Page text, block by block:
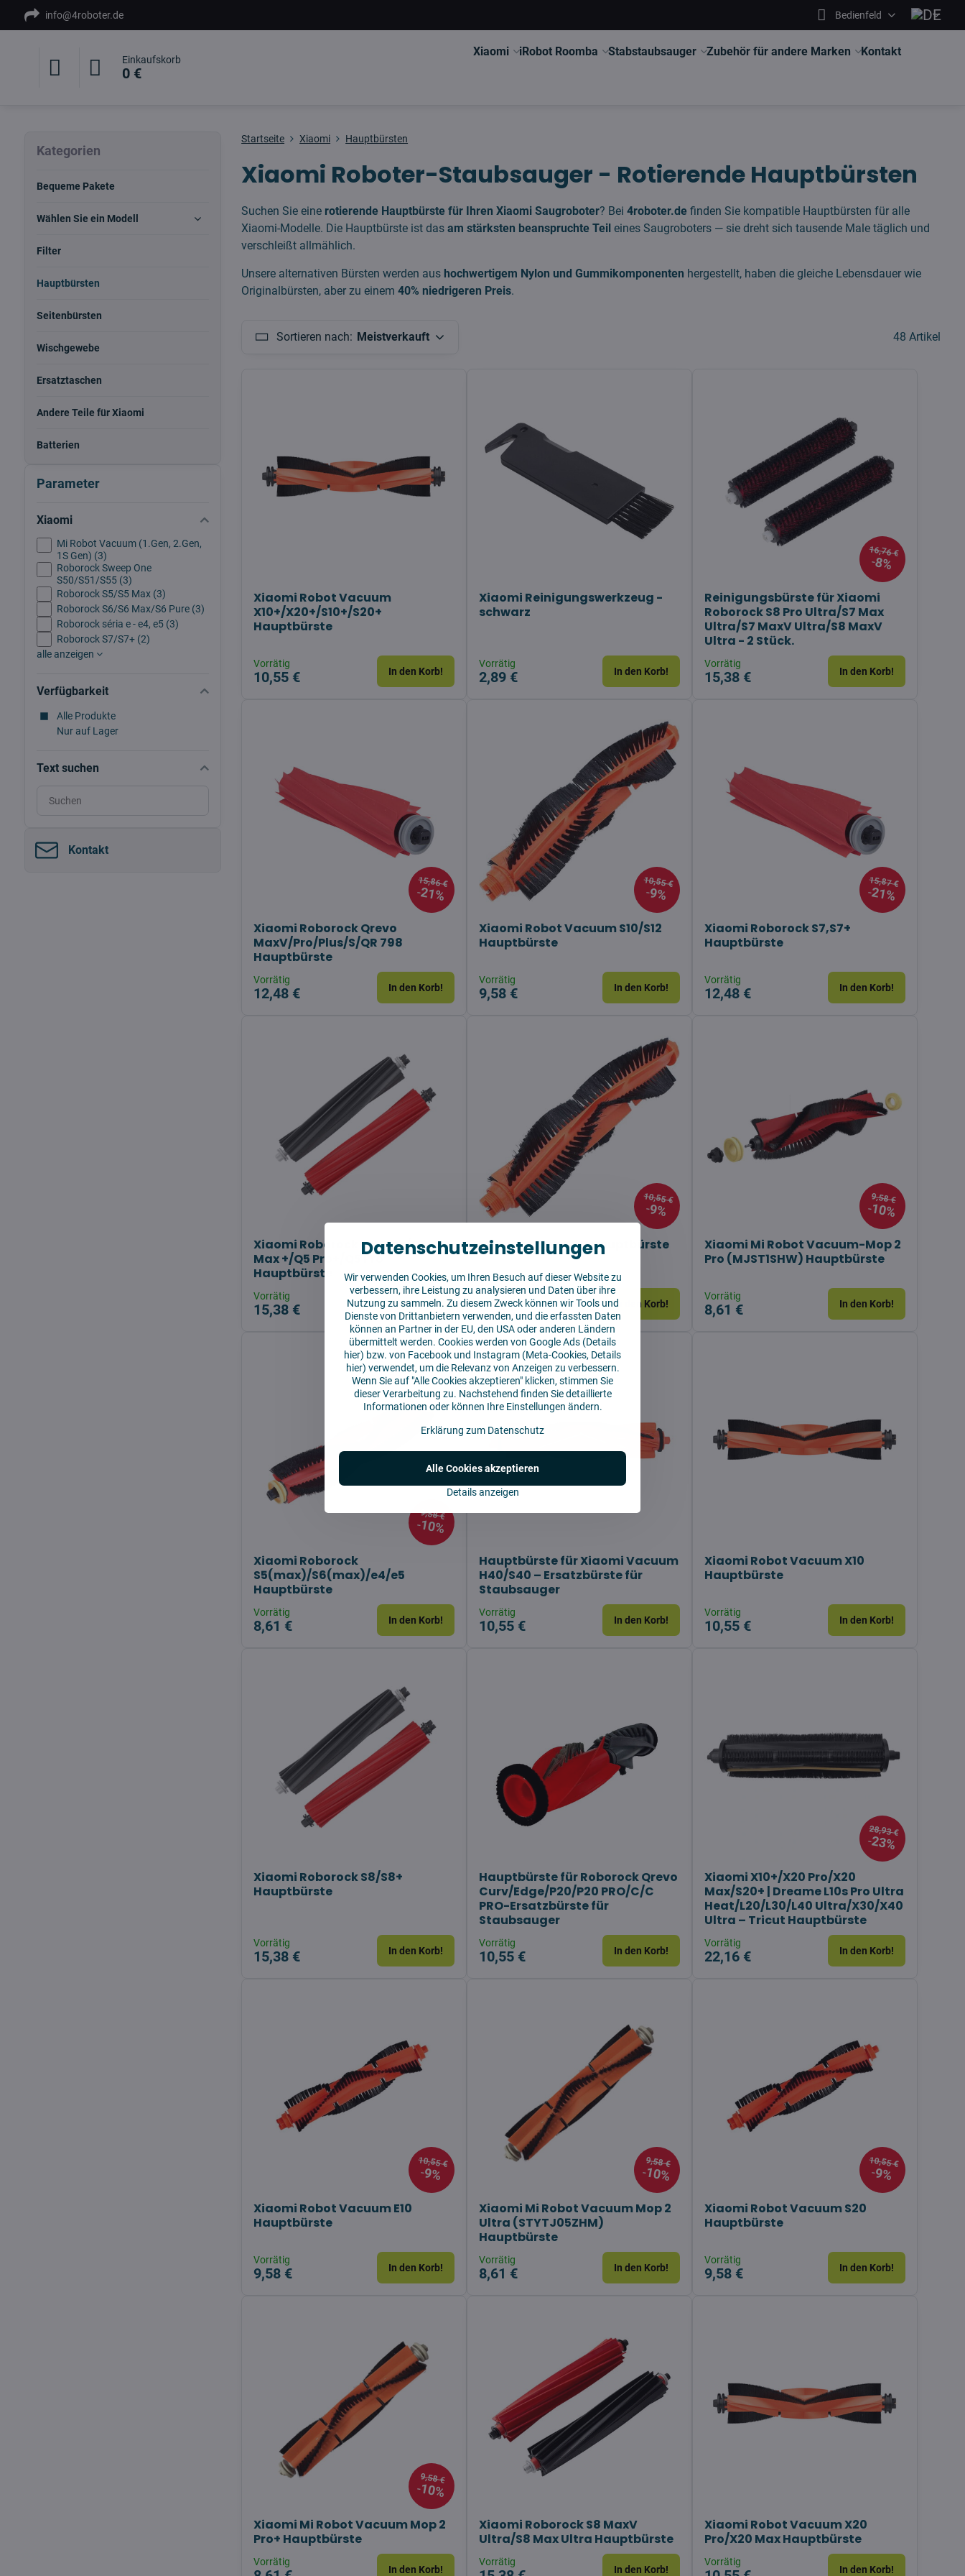
info@4roboter.de Bedienfeld
Einkaufskorb
0 €
Xiaomi iRobot Roomba Stabstaubsauger Zubehör für andere Marken Kontakt
Startseite Xiaomi Hauptbürsten
Xiaomi Roboter-Staubsauger - Rotierende Hauptbürsten
Suchen Sie eine rotierende Hauptbürste für Ihren Xiaomi Saugroboter? Bei4roboter.de finden Sie kompatible Hauptbürsten für alle
Xiaomi-Modelle. Die Hauptbürste ist dasam stärksten beanspruchte Teil eines Saugroboters — sie dreht sich tausende Male täglich und
verschleißt allmählich.
Unsere alternativen Bürsten werden aus hochwertigem Nylon und Gummikomponenten hergestellt, haben die gleiche Lebensdauer wie
Originalbürsten, aber zu einem40% niedrigeren Preis.
Sortieren nach: Meistverkauft 48 Artikel
Xiaomi Robot Vacuum
X10+/X20+/S10+/S20+
Hauptbürste
Vorrätig
10,55 € In den Korb!
Xiaomi Reinigungswerkzeug -
schwarz
Vorrätig
2,89 € In den Korb!
16,76 €
8%
Reinigungsbürste für Xiaomi
Roborock S8 Pro Ultra/S7 Max
Ultra/S7 MaxV Ultra/S8 MaxV
Ultra - 2 Stück.
Vorrätig
15,38 € In den Korb!
15,86 €
21%
Xiaomi Roborock Qrevo
MaxV/Pro/Plus/S/QR 798
Hauptbürste
Vorrätig
12,48 € In den Korb!
10,55 €
9%
Xiaomi Robot Vacuum S10/S12
Hauptbürste
Vorrätig
9,58 € In den Korb!
15,87 €
21%
Xiaomi Roborock S7,S7+
Hauptbürste
Vorrätig
12,48 € In den Korb!
Xiaomi Roborock Q8 Max/Q8
Max +/Q5 Pro+/Q5 Pro
Hauptbürste
Vorrätig
15,38 € In den Korb!
10,55 €
9%
Mi Robot Mop PRO Hauptbürste
Vorrätig
9,58 € In den Korb!
9,58 €
10%
Xiaomi Mi Robot Vacuum-Mop 2
Pro (MJST1SHW) Hauptbürste
Vorrätig
8,61 € In den Korb!
9,58 €
10%
Xiaomi Roborock
S5(max)/S6(max)/e4/e5
Hauptbürste
Vorrätig
8,61 € In den Korb!
Hauptbürste für Xiaomi Vacuum
H40/S40 – Ersatzbürste für
Staubsauger
Vorrätig
10,55 € In den Korb!
Xiaomi Robot Vacuum X10
Hauptbürste
Vorrätig
10,55 € In den Korb!
Xiaomi Roborock S8/S8+
Hauptbürste
Vorrätig
15,38 € In den Korb!
Hauptbürste für Roborock Qrevo
Curv/Edge/P20/P20 PRO/C/C
PRO-Ersatzbürste für
Staubsauger
Vorrätig
10,55 € In den Korb!
28,93 €
23%
Xiaomi X10+/X20 Pro/X20
Max/S20+ | Dreame L10s Pro Ultra
Heat/L20/L30/L40 Ultra/X30/X40
Ultra – Tricut Hauptbürste
Vorrätig
22,16 € In den Korb!
10,55 €
9%
Xiaomi Robot Vacuum E10
Hauptbürste
Vorrätig
9,58 € In den Korb!
9,58 €
10%
Xiaomi Mi Robot Vacuum Mop 2
Ultra (STYTJ05ZHM)
Hauptbürste
Vorrätig
8,61 € In den Korb!
10,55 €
9%
Xiaomi Robot Vacuum S20
Hauptbürste
Vorrätig
9,58 € In den Korb!
9,58 €
10%
Xiaomi Mi Robot Vacuum Mop 2
Pro+ Hauptbürste
Vorrätig
In den Korb!
Xiaomi Roborock S8 MaxV
Ultra/S8 Max Ultra Hauptbürste
Vorrätig
In den Korb!
Xiaomi Robot Vacuum X20
Pro/X20 Max Hauptbürste
Vorrätig
In den Korb!
Parameter
Xiaomi
Mi Robot Vacuum (1.Gen, 2.Gen,
1S Gen) (3)
Roborock Sweep One
S50/S51/S55 (3)
Roborock S5/S5 Max (3)
Roborock S6/S6 Max/S6 Pure (3)
Roborock séria e - e4, e5 (3)
Roborock S7/S7+ (2)
alle anzeigen
Verfügbarkeit
Alle Produkte
Nur auf Lager
Text suchen
Suchfilterergebnisse
Kontakt
Kategorien
Bequeme Pakete
Wählen Sie ein Modell
Filter
Hauptbürsten
Seitenbürsten
Wischgewebe
Ersatztaschen
Andere Teile für Xiaomi
Batterien
Datenschutzeinstellungen
Wir verwenden Cookies, um Ihren Besuch auf dieser Website zu
verbessern, ihre Leistung zu analysieren und Daten über ihre
Nutzung zu sammeln. Zu diesem Zweck können wir Tools und
Dienste von Drittanbietern verwenden, und die erfassten Daten
können an Partner in der EU, den USA oder anderen Ländern
übermittelt werden. Cookies werden von Google Ads (Details
hier) bzw. von Facebook und Instagram (Meta-Cookies, Details
hier) verwendet, um die Relevanz von Anzeigen zu verbessern.
Wenn Sie auf "Alle Cookies akzeptieren" klicken, stimmen Sie
dieser Verarbeitung zu. Nachstehend finden Sie detaillierte
Informationen oder können Ihre Einstellungen ändern.
Erklärung zum Datenschutz
Details anzeigen
Alle Cookies akzeptieren